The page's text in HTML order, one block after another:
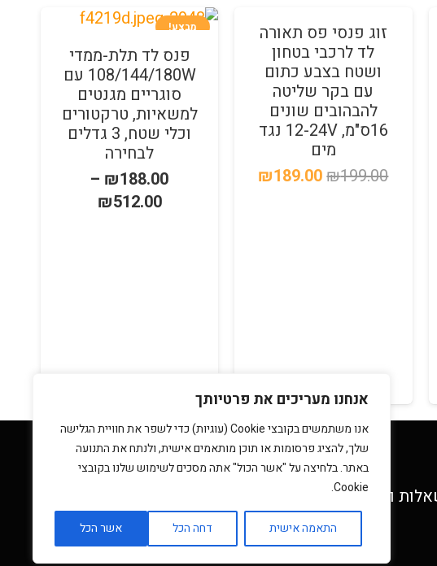
אנחנו מעריכים את פרטיותך
אנו משתמשים בקובצי Cookie (עוגיות) כדי לשפר את חוויית הגלישה
שלך, להציג פרסומות או תוכן מותאמים אישית, ולנתח את התנועה
באתר. בלחיצה על "אשר הכול" אתה מסכים לשימוש שלנו בקובצי
Cookie.
התאמה אישית דחה הכל אשר הכל
מבצע!
זוג פנסי פס תאורה
לד לרכבי בטחון
ושטח בצבע כתום
עם בקר שליטה
להבהובים שונים
16ס"מ, 12-24V נגד
מים
₪199.00
המחיר ₪189.00
המחיר
מבצע!
פנס לד תלת-ממדי
108/144/180W עם
סוגריים מגנטים
למשאיות, טרקטורים
וכלי שטח, 3 גדלים
לבחירה
₪188.00
–
₪512.00
ותשובות